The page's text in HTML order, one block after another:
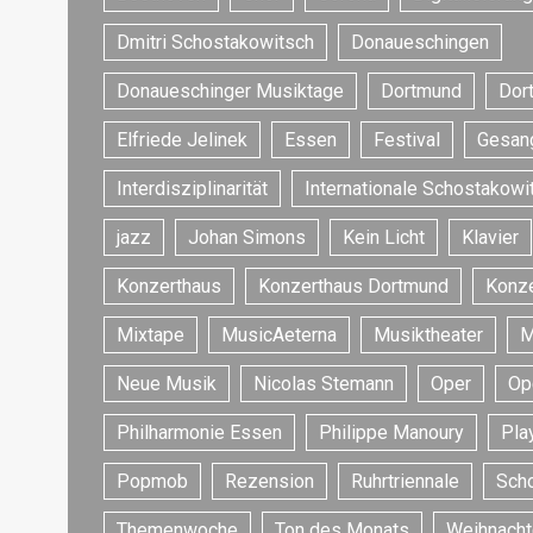
Dmitri Schostakowitsch Donaueschingen
Donaueschinger Musiktage Dortmund
Elfriede Jelinek Essen Festival
Interdisziplinarität Internationale
jazz Johan Simons Kein Licht Klavier
Konzerthaus Konzerthaus Dortmund
Mixtape MusicAeterna Musiktheater
Neue Musik Nicolas Stemann Oper
Philharmonie Essen Philippe Manoury
Popmob Rezension Ruhrtriennale